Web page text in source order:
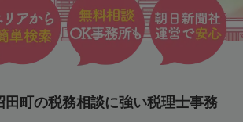
田町の税務相談に強い税理士事務